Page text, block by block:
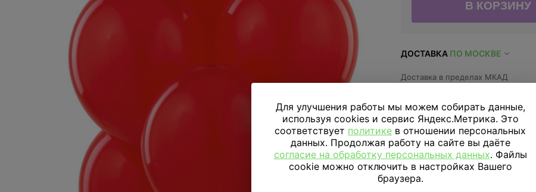
ДОСТАВКА ПО МОСКВЕ
Доставка в пределах МКАД
Скидка подписчикам
Параметры
Отзывы
Для улучшения работы мы можем собирать данные,
используя cookies и сервис Яндекс.Метрика. Это
соответствует политике в отношении персональных
данных. Продолжая работу на сайте вы даёте
согласие на обработку персональных данных. Файлы
cookie можно отключить в настройках Вашего
браузера.